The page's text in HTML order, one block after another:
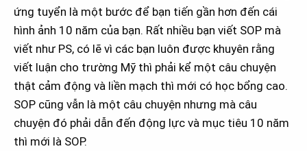
ứng tuyển là một bước để bạn tiến gần hơn đến cái
hình ảnh 10 năm của bạn. Rất nhiều bạn viết SOP mà
viết như PS, có lẽ vì các bạn luôn được khuyên rằng
viết luận cho trường Mỹ thì phải kể một câu chuyện
thật cảm động và liền mạch thì mới có học bổng cao.
SOP cũng vẫn là một câu chuyện nhưng mà câu
chuyện đó phải dẫn đến động lực và mục tiêu 10 năm
thì mới là SOP.